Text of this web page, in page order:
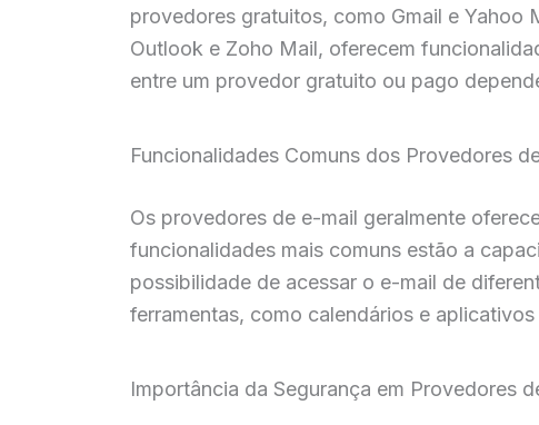
provedores gratuitos, como Gmail e
Outlook e Zoho Mail, oferecem
entre um provedor gratuito ou pago
Funcionalidades Comuns dos Provedores
Os provedores de e-mail geralmente
funcionalidades mais comuns estão a
possibilidade de acessar o e-mail de
ferramentas, como calendários e
Importância da Segurança em Provedores